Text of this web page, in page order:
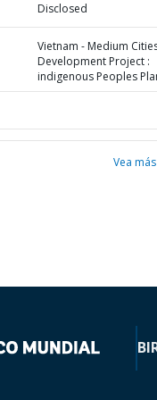
Disclosed
Vietnam - Medium
Development Project :
indigenous Peoples
Vea más